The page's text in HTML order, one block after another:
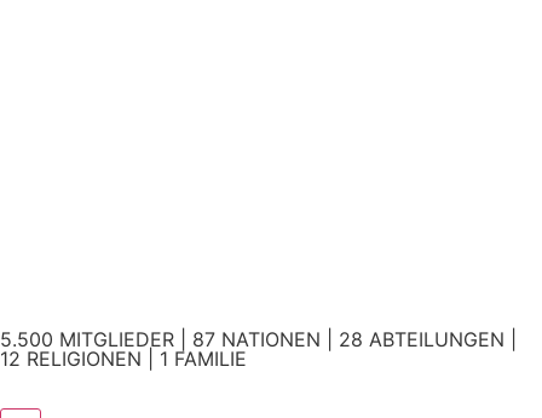
5.500 MITGLIEDER | 87 NATIONEN | 28 ABTEILUNGEN |
12 RELIGIONEN | 1 FAMILIE